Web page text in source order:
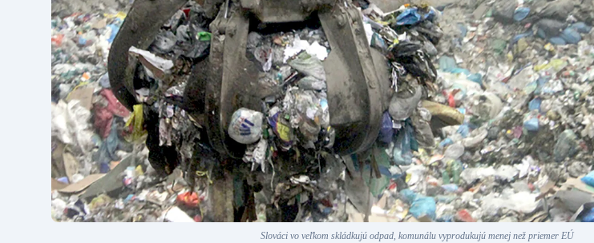
Slováci vo veľkom skládkujú odpad, komunálu vyprodukujú menej než priemer EÚ